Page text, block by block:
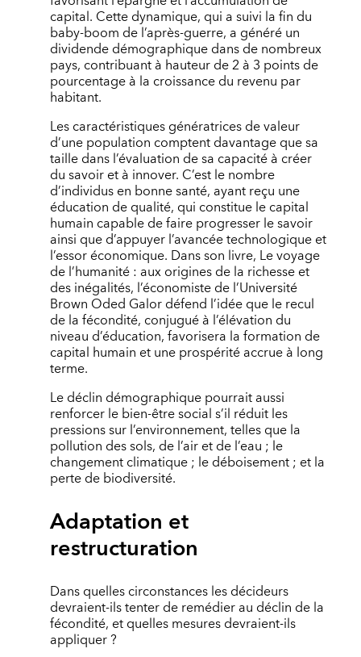
capital. Cette dynamique, qui a suivi la fin du
baby-boom de l’après-guerre, a généré un
dividende démographique dans de nombreux
pays, contribuant à hauteur de 2 à 3 points de
pourcentage à la croissance du revenu par
habitant.
Les caractéristiques génératrices de valeur
d’une population comptent davantage que sa
taille dans l’évaluation de sa capacité à créer
du savoir et à innover. C’est le nombre
d’individus en bonne santé, ayant reçu une
éducation de qualité, qui constitue le capital
humain capable de faire progresser le savoir
ainsi que d’appuyer l’avancée technologique et
l’essor économique. Dans son livre, Le voyage
de l’humanité : aux origines de la richesse et
des inégalités, l’économiste de l’Université
Brown Oded Galor défend l’idée que le recul
de la fécondité, conjugué à l’élévation du
niveau d’éducation, favorisera la formation de
capital humain et une prospérité accrue à long
terme.
Le déclin démographique pourrait aussi
renforcer le bien-être social s’il réduit les
pressions sur l’environnement, telles que la
pollution des sols, de l’air et de l’eau ; le
changement climatique ; le déboisement ; et la
perte de biodiversité.
Adaptation et
restructuration
Dans quelles circonstances les décideurs
devraient-ils tenter de remédier au déclin de la
fécondité, et quelles mesures devraient-ils
appliquer ?